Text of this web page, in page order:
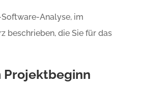
Analyse, im
beschrieben, die Sie für das
Projektbeginn